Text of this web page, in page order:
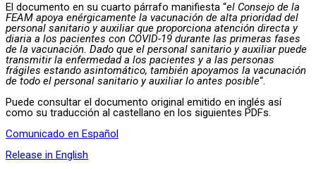
El documento en su cuarto párrafo manifiesta “el Consejo de la
FEAM apoya enérgicamente la vacunación de alta prioridad del
personal sanitario y auxiliar que proporciona atención directa y
diaria a los pacientes con COVID-19 durante las primeras fases
de la vacunación. Dado que el personal sanitario y auxiliar puede
transmitir la enfermedad a los pacientes y a las personas
frágiles estando asintomático, también apoyamos la vacunación
de todo el personal sanitario y auxiliar lo antes posible“.
Puede consultar el documento original emitido en inglés así
como su traducción al castellano en los siguientes PDFs.
Comunicado en Español
Release in English